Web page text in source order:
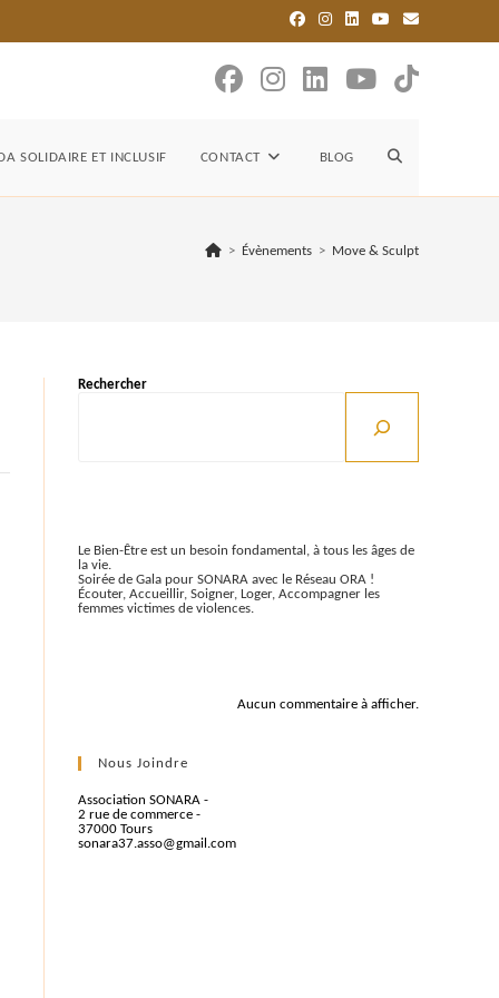
SOLIDAIRE ET INCLUSIF CONTACT BLOG TOGGLE
> Évènements > Move & Sculpt
Rechercher
Le Bien-Être est un besoin fondamental, à tous les âges de
la vie.
Soirée de Gala pour SONARA avec le Réseau ORA !
Écouter, Accueillir, Soigner, Loger, Accompagner les
femmes victimes de violences.
Aucun commentaire à afficher.
Nous Joindre
Association SONARA -
2 rue de commerce -
37000 Tours
sonara37.asso@gmail.com